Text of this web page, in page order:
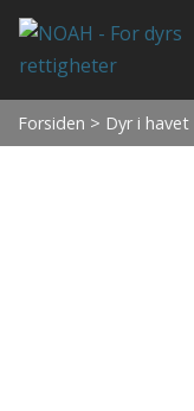
Forsiden > Dyr i havet